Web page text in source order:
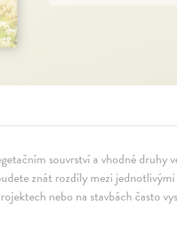
souvrství a vhodné druhy
znát rozdíly mezi
nebo na stavbách často